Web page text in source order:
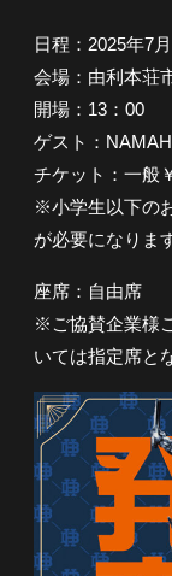
A
H
E
A
D
日程：2025年7
会場：由利本荘
開場：13：00
ゲスト：
チケット：一般
※小学生以下の
が必要になりま
座席：自由席
※ご協賛企業様
いては指定席と